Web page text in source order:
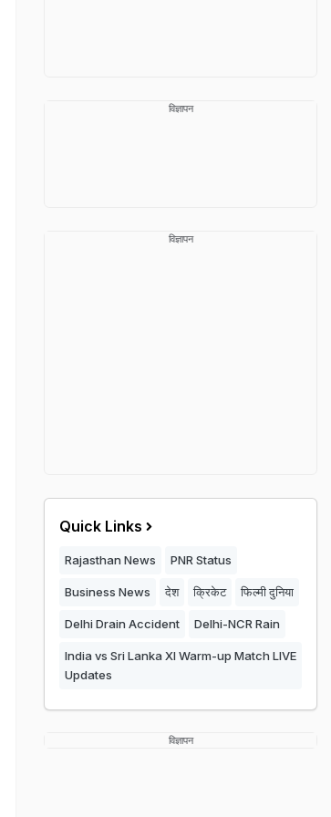
विज्ञापन
विज्ञापन
Quick Links
Rajasthan News PNR Status
Business News देश क्रिकेट फिल्मी दुनिया
Delhi Drain Accident Delhi-NCR Rain
India vs Sri Lanka XI Warm-up Match LIVE
Updates
विज्ञापन